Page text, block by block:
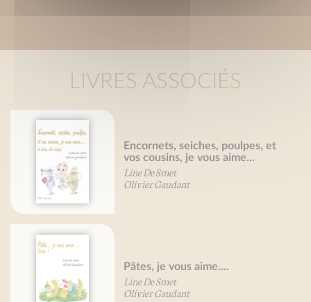
LIVRES ASSOCIÉS
Encornets, seiches, poulpes, et
vos cousins, je vous aime...
Line De Smet
Olivier Gaudant
Pâtes, je vous aime....
Line De Smet
Olivier Gaudant